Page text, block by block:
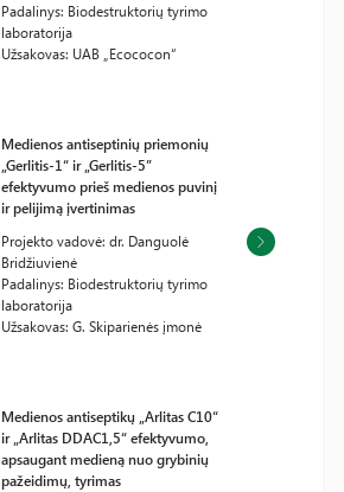
Padalinys: Biodestruktorių tyrimo
laboratorija
Užsakovas: UAB „Ecococon“
Medienos antiseptinių priemonių
„Gerlitis-1“ ir „Gerlitis-5”
efektyvumo prieš medienos puvinį
ir pelijimą įvertinimas
Projekto vadovė: dr. Danguolė
Bridžiuvienė
Padalinys: Biodestruktorių tyrimo
laboratorija
Užsakovas: G. Skiparienės įmonė
Medienos antiseptikų „Arlitas C10“
ir „Arlitas DDAC1,5“ efektyvumo,
apsaugant medieną nuo grybinių
pažeidimų, tyrimas